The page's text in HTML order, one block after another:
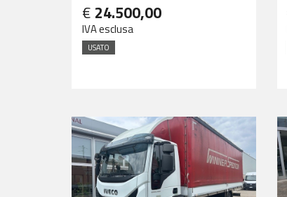
€ 24.500,00
IVA esclusa
USATO